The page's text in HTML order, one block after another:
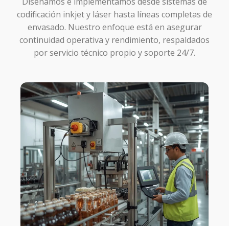
SOLICITA
DIAGNOSTICO
TECNICO
un Asesor
codificación inkjet y láser hasta líneas completas de
envasado. Nuestro enfoque está en asegurar
continuidad operativa y rendimiento, respaldados
por servicio técnico propio y soporte 24/7.